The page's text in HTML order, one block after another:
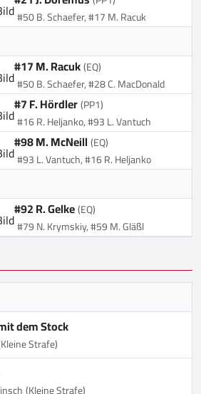
#50 B. Schaefer, #17 M. Racuk
#17 M. Racuk(EQ)
#50 B. Schaefer, #28 C. MacDonald
#7 F. Hördler(PP1)
#16 R. Heljanko, #93 L. Vantuch
#98 M. McNeill(EQ)
#93 L. Vantuch, #16 R. Heljanko
#92 R. Gelke(EQ)
#79 N. Krymskiy, #59 M. Gläßl
dem Stock
Strafe)